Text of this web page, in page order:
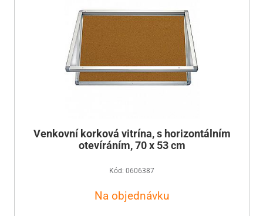
Venkovní korková vitrína, s horizontálním
otevíráním, 70 x 53 cm
Kód: 0606387
Na objednávku